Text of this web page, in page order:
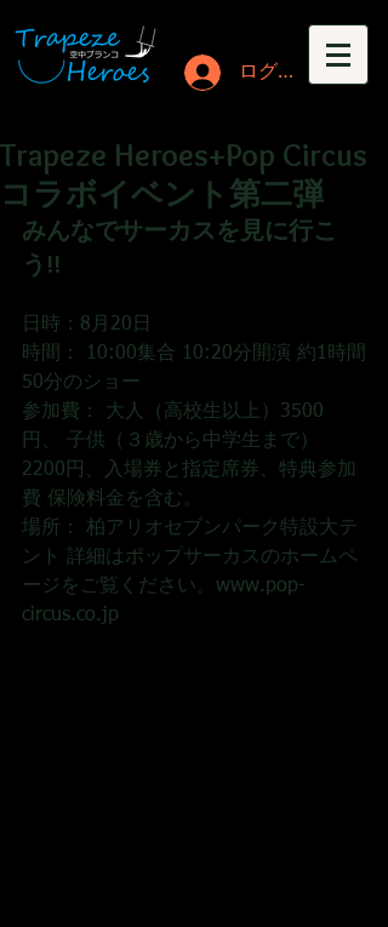
ログイン
Trapeze Heroes+Pop Circus
コラボイベント第二弾
みんなでサーカスを見に行こ
う!!
日時：8月20日
時間： 10:00集合 10:20分開演 約1時間
50分のショー
参加費： 大人（高校生以上）3500
円、 子供（３歳から中学生まで）
2200円、入場券と指定席券、特典参加
費 保険料金を含む。
場所： 柏アリオセブンパーク特設大テ
ント 詳細はポップサーカスのホームペ
ージをご覧ください。www.pop-
circus.co.jp